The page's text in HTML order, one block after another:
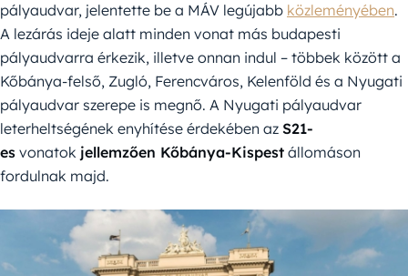
pályaudvar, jelentette be a MÁV legújabb közleményében.
A lezárás ideje alatt minden vonat más budapesti
pályaudvarra érkezik, illetve onnan indul – többek között a
Kőbánya-felső, Zugló, Ferencváros, Kelenföld és a Nyugati
pályaudvar szerepe is megnő. A Nyugati pályaudvar
leterheltségének enyhítése érdekében az S21-
es vonatok jellemzően Kőbánya-Kispest állomáson
fordulnak majd.